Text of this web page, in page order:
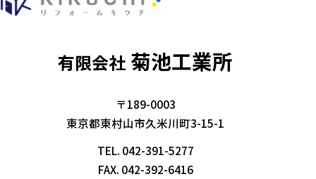
有限会社 菊池工業所
〒189-0003
東京都東村山市久米川町3-15-1
TEL. 042-391-5277
FAX. 042-392-6416